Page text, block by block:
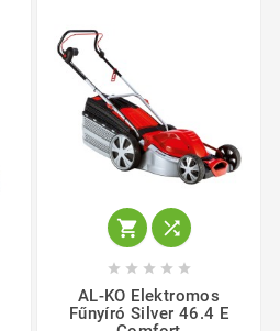
 
    
AL-KO Elektromos
Fűnyíró Silver 46.4 E